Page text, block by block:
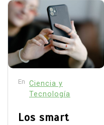
En Ciencia y
Tecnología
Los smart